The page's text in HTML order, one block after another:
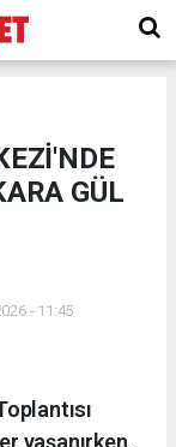
GÜL
- 11:45
yaşanırken,